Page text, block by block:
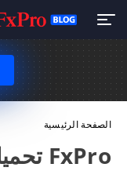
الصفحة الرئيسية
FxPro تحميل التطبيق